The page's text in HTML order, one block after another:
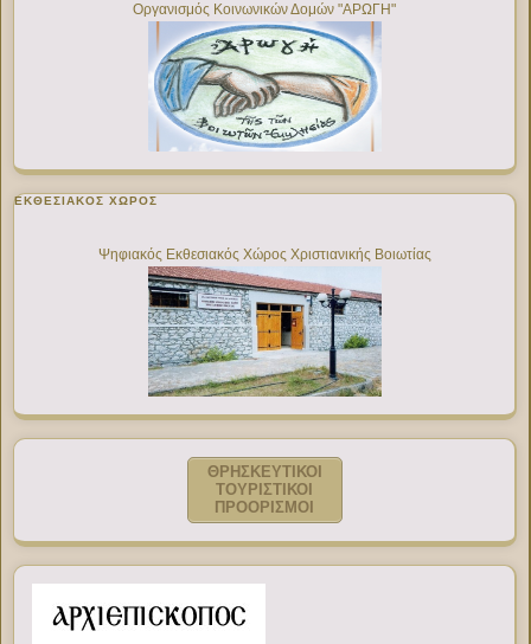
Οργανισμός Κοινωνικών Δομών "ΑΡΩΓΗ"
ΕΚΘΕΣΙΑΚΌΣ ΧΏΡΟΣ
Ψηφιακός Εκθεσιακός Χώρος Χριστιανικής Βοιωτίας
ΘΡΗΣΚΕΥΤΙΚΟΙ
ΤΟΥΡΙΣΤΙΚΟΙ
ΠΡΟΟΡΙΣΜΟΙ